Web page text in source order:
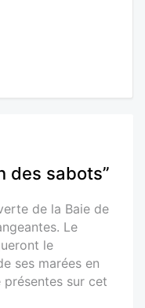
des sabots”
de la Baie de
Le
le
ses marées en
sur cet